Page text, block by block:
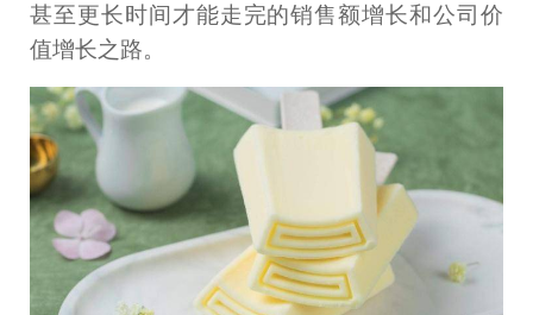
甚至更长时间才能走完的销售额增长和公司价
值增长之路。